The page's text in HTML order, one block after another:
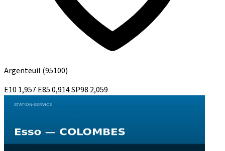
Argenteuil (95100)
E10 1,957E850,914SP98 2,059